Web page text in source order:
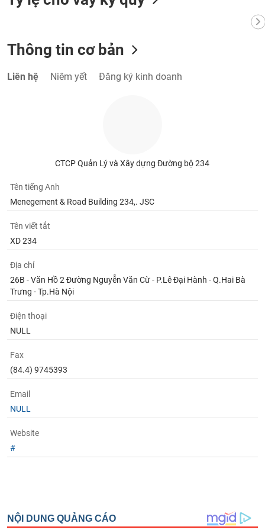
Thông tin cơ bản
Liên hệ Niêm yết Đăng ký kinh doanh
CTCP Quản Lý và Xây dựng Đường bộ 234
Tên tiếng Anh
Menegement & Road Building 234,. JSC
Tên viết tắt
XD 234
Địa chỉ
26B - Văn Hồ 2 Đường Nguyễn Văn Cừ - P.Lê Đại Hành - Q.Hai Bà
Trưng - Tp.Hà Nội
Điện thoại
NULL
Fax
(84.4) 9745393
Email
NULL
Website
#
VỤ
SẢN
chứng
(-)
Tất cả
Lãnh
(-)
Tất cả Người nội bộ Người liên quan Cổ đông lớn
Tin
(-)
Bài
của
tác
Báo
cáo